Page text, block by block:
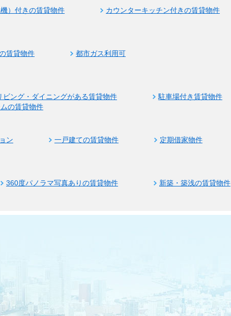
）付きの賃貸物件
カウンターキッチン付きの賃貸物件
賃貸物件
都市ガス利用可
ビング・ダイニングがある賃貸物件
駐車場付き賃貸物件
の賃貸物件
ン 一戸建ての賃貸物件
定期借家物件
360度パノラマ写真ありの賃貸物件 新築・築浅の賃貸物件